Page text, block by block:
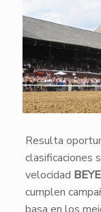
Resulta
clasificaciones
velocidad
cumplen